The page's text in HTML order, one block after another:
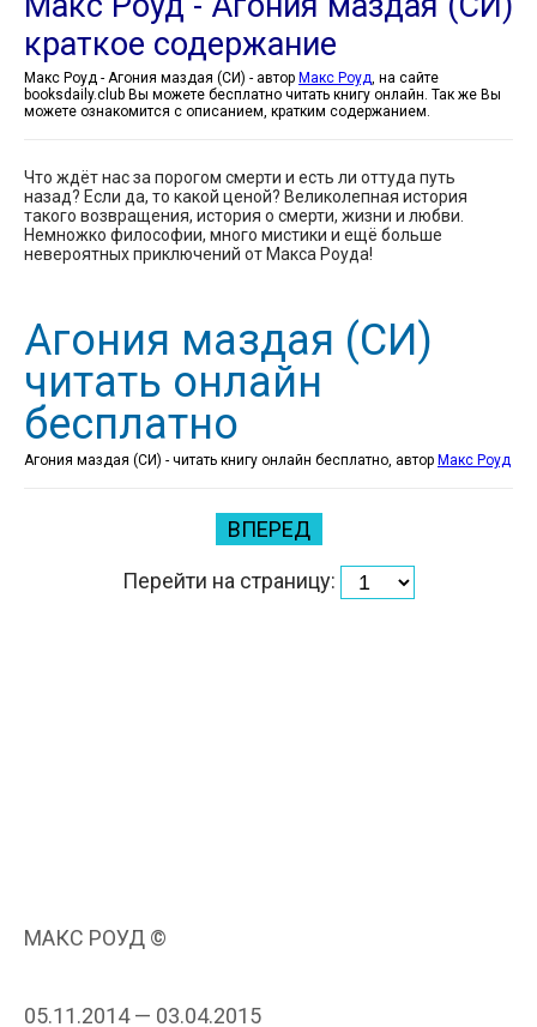
краткое содержание
Макс Роуд - Агония маздая (СИ) - автор Макс Роуд, на сайте
booksdaily.club Вы можете бесплатно читать книгу онлайн. Так же Вы
можете ознакомится с описанием, кратким содержанием.
Что ждёт нас за порогом смерти и есть ли оттуда путь
назад? Если да, то какой ценой? Великолепная история
такого возвращения, история о смерти, жизни и любви.
Немножко философии, много мистики и ещё больше
невероятных приключений от Макса Роуда!
Агония маздая (СИ)
читать онлайн
бесплатно
Агония маздая (СИ) - читать книгу онлайн бесплатно, автор Макс Роуд
ВПЕРЕД
Перейти на страницу:
МАКС РОУД ©
05.11.2014 — 03.04.2015